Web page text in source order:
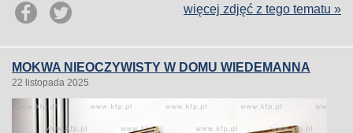
więcej zdjęć z tego tematu »
MOKWA NIEOCZYWISTY W DOMU WIEDEMANNA
22 listopada 2025